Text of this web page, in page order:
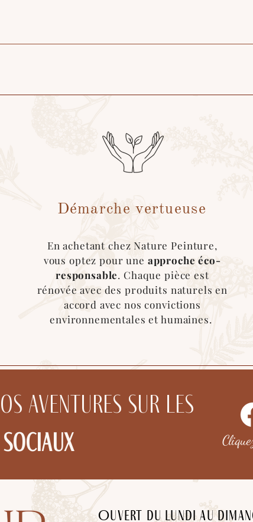
de livraison "cocolis" au moment du choix de livraison. Une fois le
:)
Démarche vertueuse
En achetant chez Nature Peinture,
vous optez pour une approche éco-
responsable. Chaque pièce est
rénovée avec des produits naturels en
accord avec nos convictions
environnementales et humaines.
aventures sur les
Ouvert du lundi au